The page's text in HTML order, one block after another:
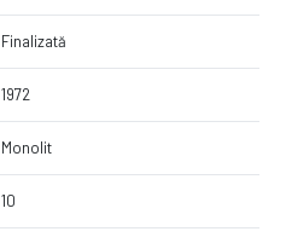
Finalizată
1972
Monolit
10